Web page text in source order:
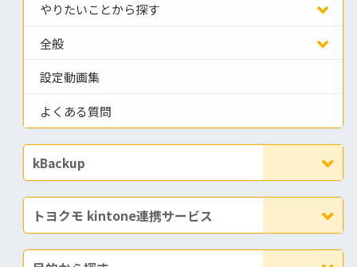
やりたいことから探す
全般
設定動画集
よくある質問
kBackup
トヨクモ kintone連携サービス